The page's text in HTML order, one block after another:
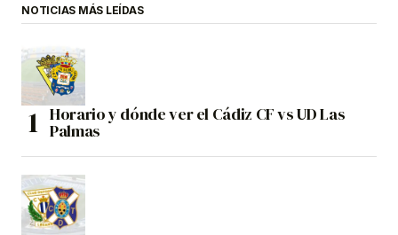
NOTICIAS MÁS LEÍDAS
Horario y dónde ver el Cádiz CF vs UD Las
Palmas